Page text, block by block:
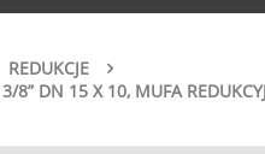
REDUKCJE
8” DN 15 X 10, MUFA